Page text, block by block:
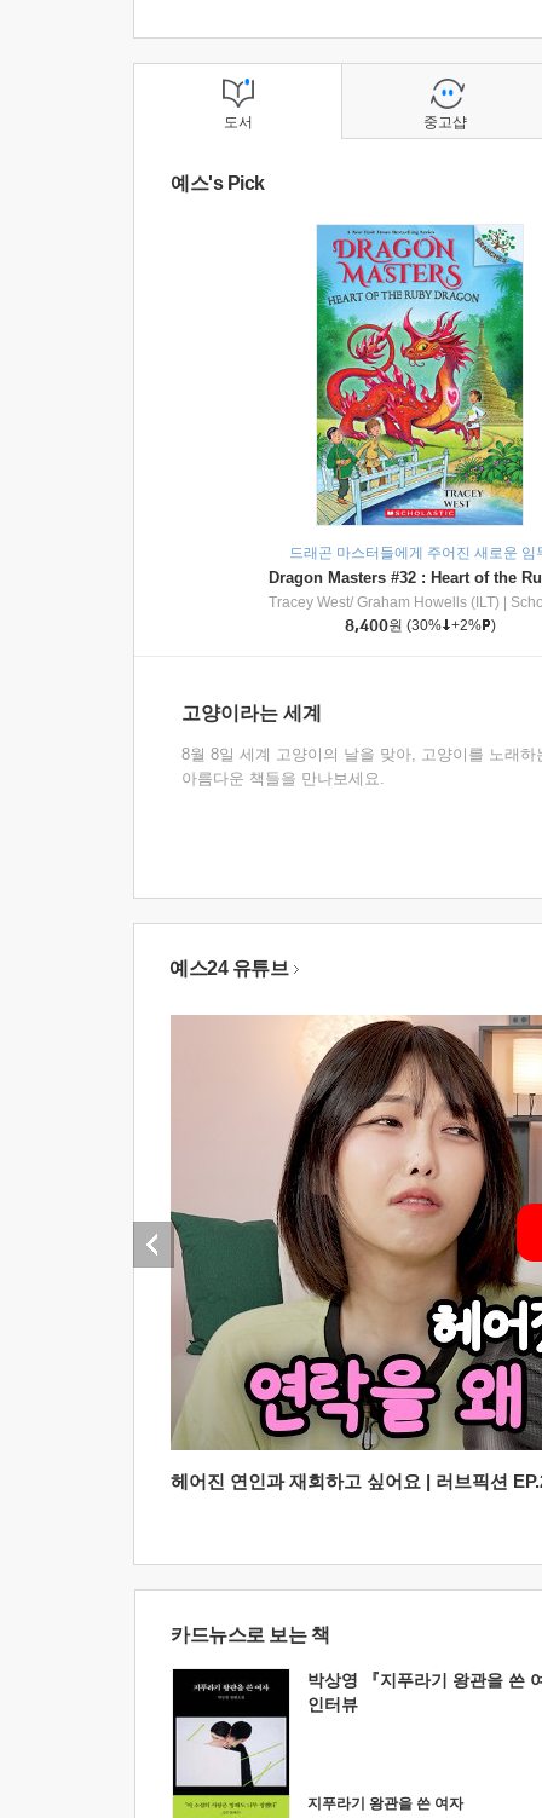
도서
예스's Pick
드래곤 마스터들에게 주어진 새로운 임
Tracey West/ Graham Howells (ILT)
8,400원 (30% +2% )
고양이라는 세계
8월 8일 세계 고양이의 날을 맞아, 고양이를 노래하
아름다운 책들을 만나보세요.
중고샵
예스24 유튜브
헤어진 연인과 재회하고 싶어요 | 러브픽션
카드뉴스로 보는 책
박상영 『지푸라기 왕관을 쓴
인터뷰
지푸라기 왕관을 쓴 여자